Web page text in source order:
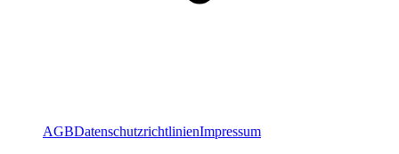
AGBDatenschutzrichtlinienImpressum